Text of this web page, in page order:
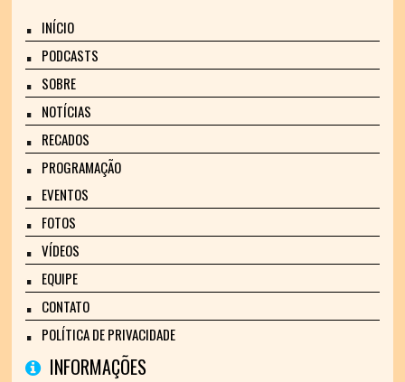
INÍCIO
PODCASTS
SOBRE
NOTÍCIAS
RECADOS
PROGRAMAÇÃO
EVENTOS
FOTOS
VÍDEOS
EQUIPE
CONTATO
POLÍTICA DE PRIVACIDADE
INFORMAÇÕES